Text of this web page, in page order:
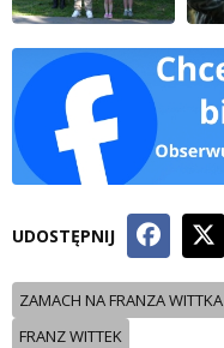
UDOSTĘPNIJ
ZAMACH NA FRANZA WITTKA
FRANZ WITTEK